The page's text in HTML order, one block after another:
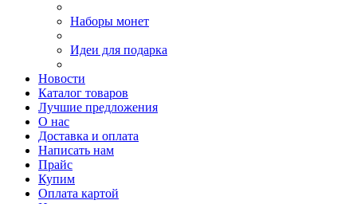
Наборы монет
Идеи для подарка
Новости
Каталог товаров
Лучшие предложения
О нас
Доставка и оплата
Написать нам
Прайс
Купим
Оплата картой